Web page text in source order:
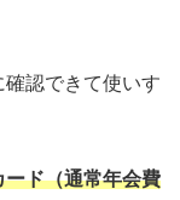
認できて使いす
ード（通常年会費